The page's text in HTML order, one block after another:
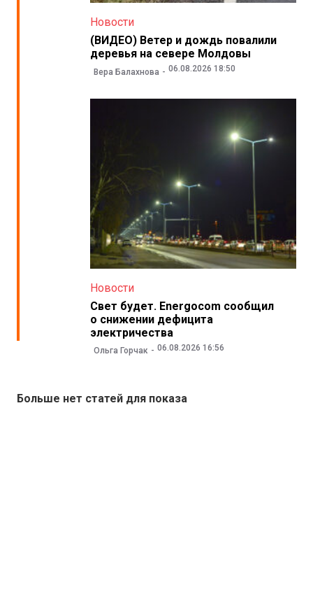
Новости
(ВИДЕО) Ветер и дождь повалили
деревья на севере Молдовы
Вера Балахнова 06.08.2026 18:50
Новости
Свет будет. Energocom сообщил
о снижении дефицита
электричества
Ольга Горчак 06.08.2026 16:56
Больше нет статей для показа